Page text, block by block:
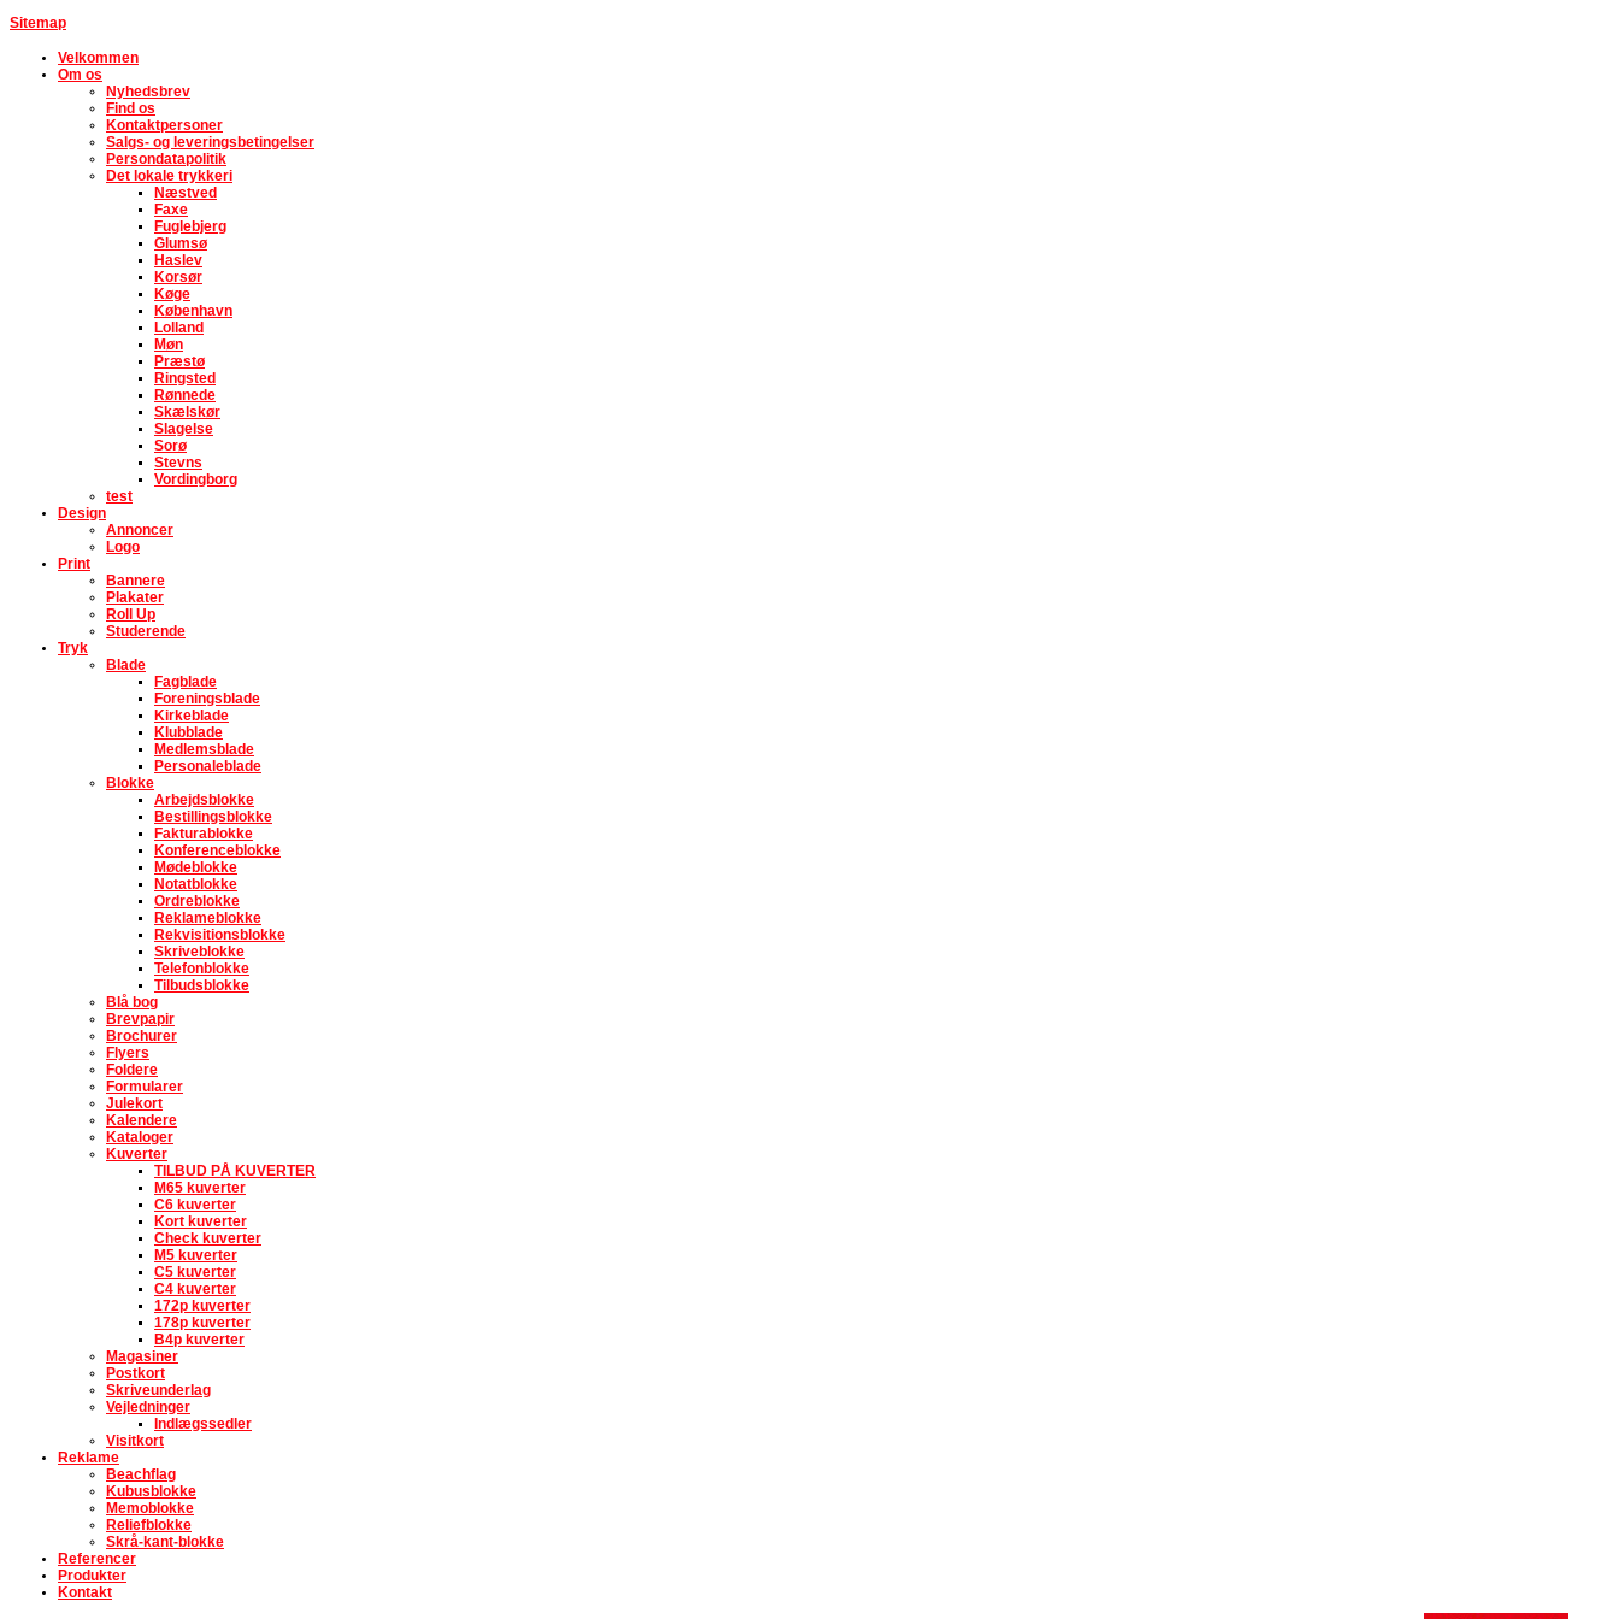
Sitemap
Velkommen
Om os
Nyhedsbrev
Find os
Kontaktpersoner
Salgs- og leveringsbetingelser
Persondatapolitik
Det lokale trykkeri
Næstved
Faxe
Fuglebjerg
Glumsø
Haslev
Korsør
Køge
København
Lolland
Møn
Præstø
Ringsted
Rønnede
Skælskør
Slagelse
Sorø
Stevns
Vordingborg
test
Design
Annoncer
Logo
Print
Bannere
Plakater
Roll Up
Studerende
Tryk
Blade
Fagblade
Foreningsblade
Kirkeblade
Klubblade
Medlemsblade
Personaleblade
Blokke
Arbejdsblokke
Bestillingsblokke
Fakturablokke
Konferenceblokke
Mødeblokke
Notatblokke
Ordreblokke
Reklameblokke
Rekvisitionsblokke
Skriveblokke
Telefonblokke
Tilbudsblokke
Blå bog
Brevpapir
Brochurer
Flyers
Foldere
Formularer
Julekort
Kalendere
Kataloger
Kuverter
TILBUD PÅ KUVERTER
M65 kuverter
C6 kuverter
Kort kuverter
Check kuverter
M5 kuverter
C5 kuverter
C4 kuverter
172p kuverter
178p kuverter
B4p kuverter
Magasiner
Postkort
Skriveunderlag
Vejledninger
Indlægssedler
Visitkort
Reklame
Beachflag
Kubusblokke
Memoblokke
Reliefblokke
Skrå-kant-blokke
Referencer
Produkter
Kontakt